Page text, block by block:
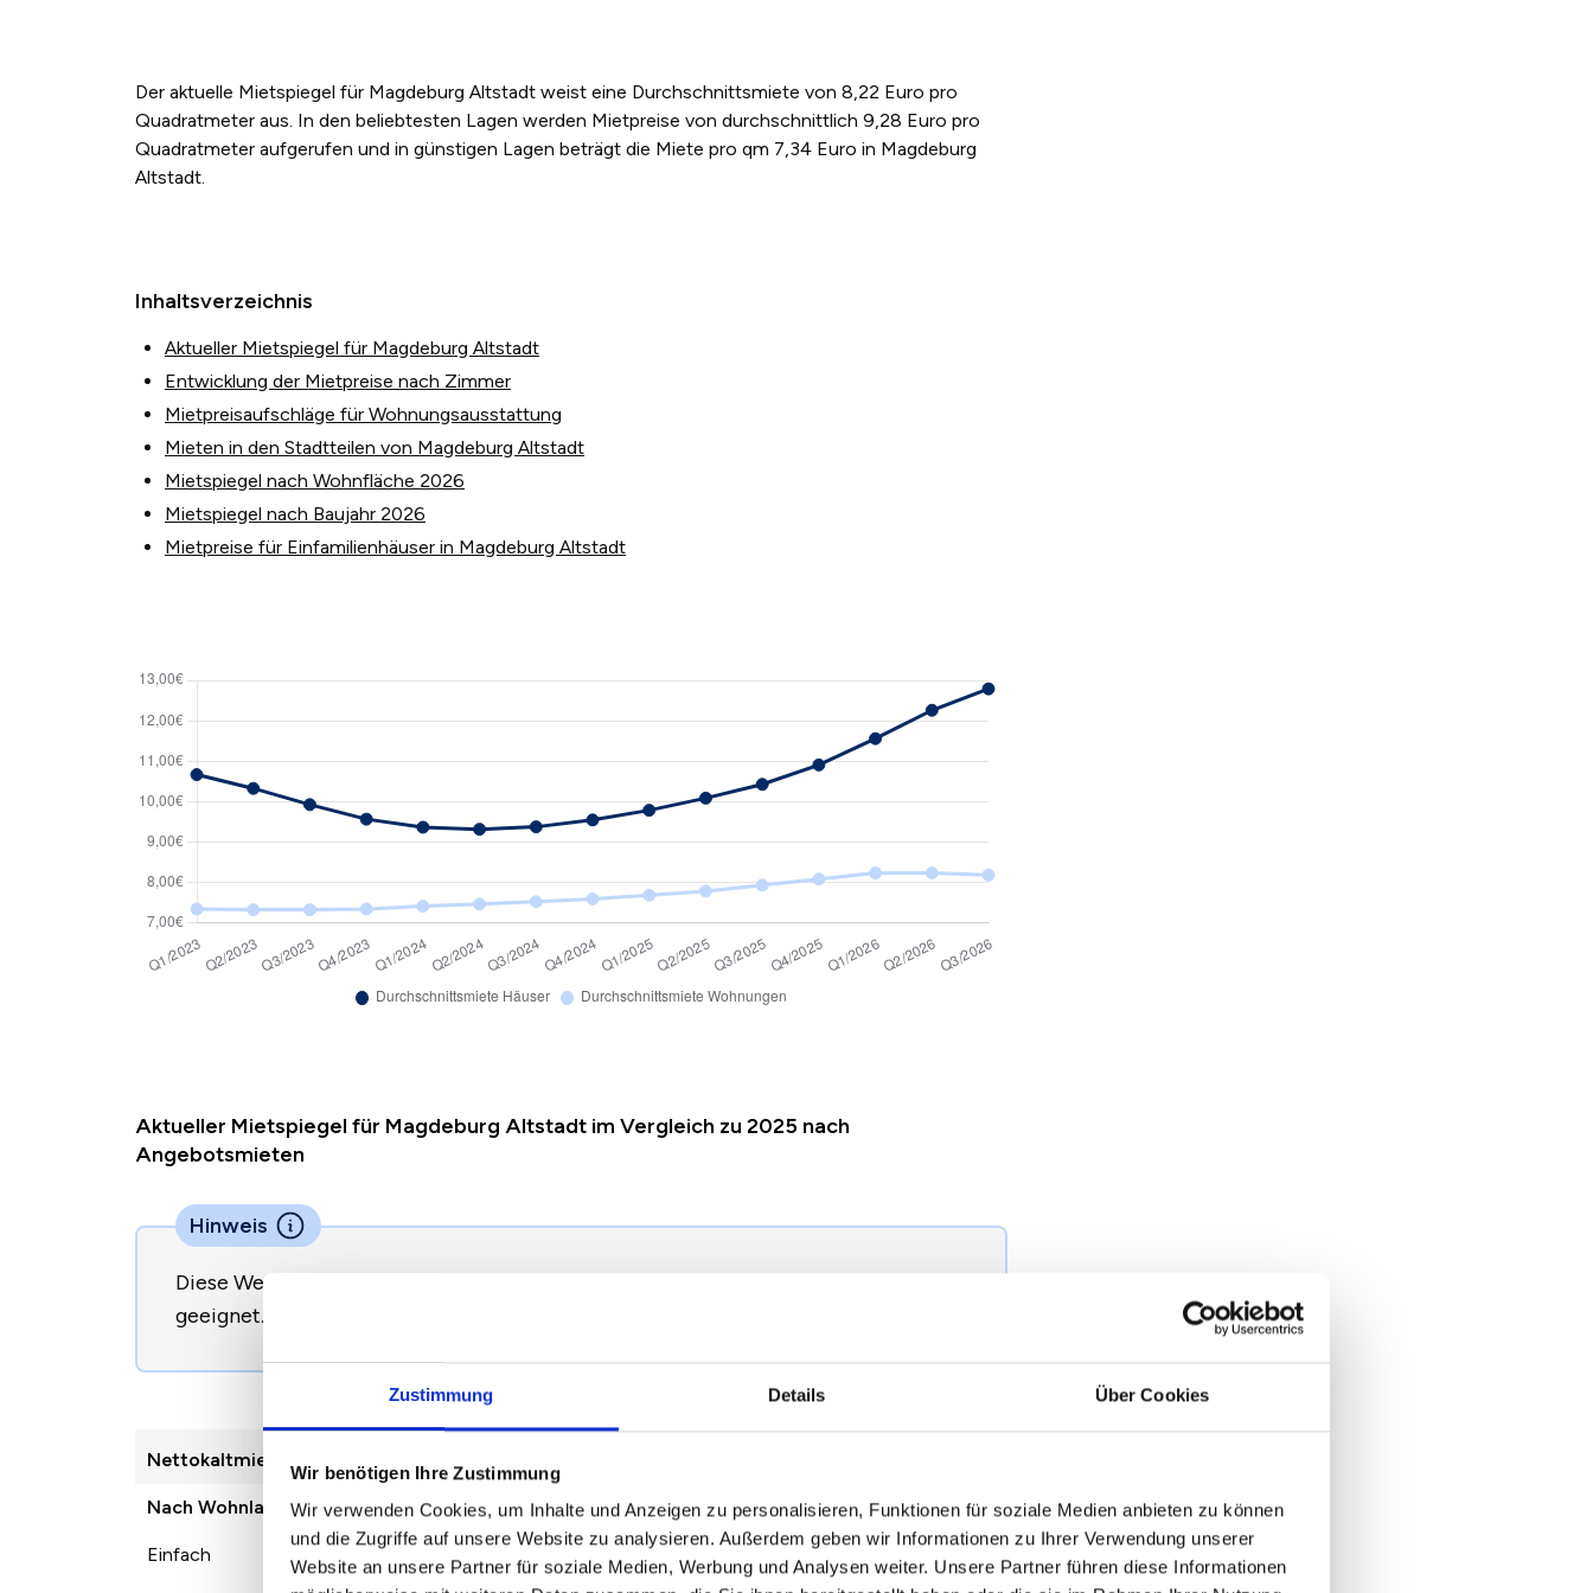
Zustimmung Details Über Cookies
Wir benötigen Ihre Zustimmung
Wir verwenden Cookies, um Inhalte und Anzeigen zu personalisieren, Funktionen für soziale Medien anbieten zu können
und die Zugriffe auf unsere Website zu analysieren. Außerdem geben wir Informationen zu Ihrer Verwendung unserer
Website an unsere Partner für soziale Medien, Werbung und Analysen weiter. Unsere Partner führen diese Informationen
Der aktuelle Mietspiegel für Magdeburg Altstadt weist eine Durchschnittsmiete von 8,22 Euro pro
Quadratmeter aus. In den beliebtesten Lagen werden Mietpreise von durchschnittlich 9,28 Euro pro
Quadratmeter aufgerufen und in günstigen Lagen beträgt die Miete pro qm 7,34 Euro in Magdeburg
Altstadt.
Inhaltsverzeichnis
Aktueller Mietspiegel für Magdeburg Altstadt
Entwicklung der Mietpreise nach Zimmer
Mietpreisaufschläge für Wohnungsausstattung
Mieten in den Stadtteilen von Magdeburg Altstadt
Mietspiegel nach Wohnfläche 2026
Mietspiegel nach Baujahr 2026
Mietpreise für Einfamilienhäuser in Magdeburg Altstadt
Aktueller Mietspiegel für Magdeburg Altstadt im Vergleich zu 2025 nach
Angebotsmieten
Hinweis
Diese Werte sind nicht direkt zur Begründung einer Mieterhöhung nach § 558 BGB
geeignet.
Nettokaltmiete /m
Nach Wohnlage
Einfach 6,00 € +0,33 €